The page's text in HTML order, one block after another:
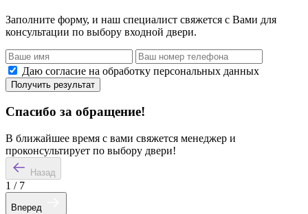
Заполните форму, и наш специалист свяжется с Вами для
консультации по выбору входной двери.
Даю согласие на обработку персональных данных
Получить результат
Спасибо за обращение!
В ближайшее время с вами свяжется менеджер и
проконсультирует по выбору двери!
Назад
1 / 7
Вперед